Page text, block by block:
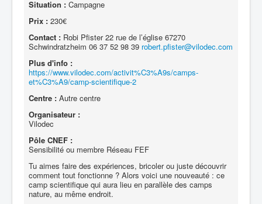
Situation : Campagne
Prix : 230€
Contact : Robi Pfister 22 rue de l’église 67270
Schwindratzheim 06 37 52 98 39 robert.pfister@vilodec.com
Plus d'info :
https://www.vilodec.com/activit%C3%A9s/camps-
et%C3%A9/camp-scientifique-2
Centre : Autre centre
Organisateur :
Vilodec
Pôle CNEF :
Sensibilité ou membre Réseau FEF
Tu aimes faire des expériences, bricoler ou juste découvrir
comment tout fonctionne ? Alors voici une nouveauté : ce
camp scientifique qui aura lieu en parallèle des camps
nature, au même endroit.